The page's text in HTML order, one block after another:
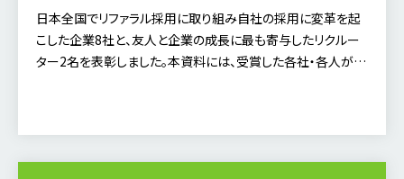
日本全国でリファラル採用に取り組み自社の採用に変革を起
こした企業8社と、友人と企業の成長に最も寄与したリクルー
ター2名を表彰しました。本資料には、受賞した各社・各人がリ